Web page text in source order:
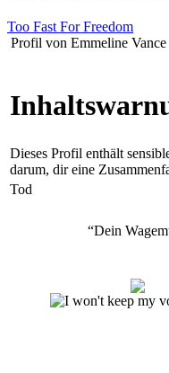
Too Fast For Freedom
Profil von Emmeline Vance
Dieses Profil enthält
darum, dir eine
Tod
“Dein